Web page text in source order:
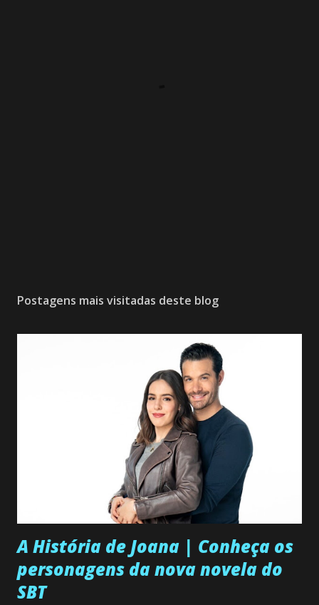
Postagens mais visitadas deste blog
A História de Joana | Conheça os
personagens da nova novela do
SBT